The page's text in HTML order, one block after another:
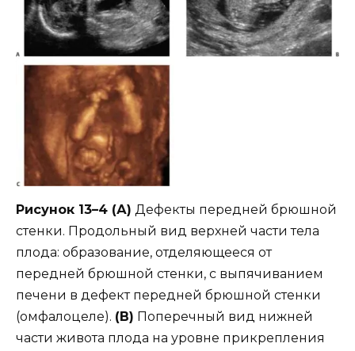
Рисунок 13–4 (А) Дефекты передней брюшной
стенки. Продольный вид верхней части тела
плода: образование, отделяющееся от
передней брюшной стенки, с выпячиванием
печени в дефект передней брюшной стенки
(омфалоцеле). (B) Поперечный вид нижней
части живота плода на уровне прикрепления